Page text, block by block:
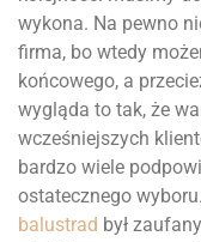
wykona. Na pewno
firma, bo wtedy
końcowego, a
wygląda to tak, że
wcześniejszych
bardzo wiele
ostatecznego
balustrad był